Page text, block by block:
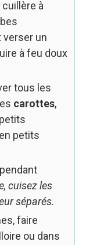
à
verser un
à feu doux
tous les
carottes,
en petits
cuisez les
séparés.
faire
ou dans